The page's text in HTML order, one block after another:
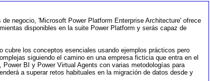
negocio, 'Microsoft Power Platform Enterprise Architecture' ofrece
disponibles en la suite Power Platform y serás capaz de
los conceptos esenciales usando ejemplos prácticos pero
siguiendo el camino en una empresa ficticia que entra en el
BI y Power Virtual Agents con varias metodologías para
a superar retos habituales en la migración de datos desde y